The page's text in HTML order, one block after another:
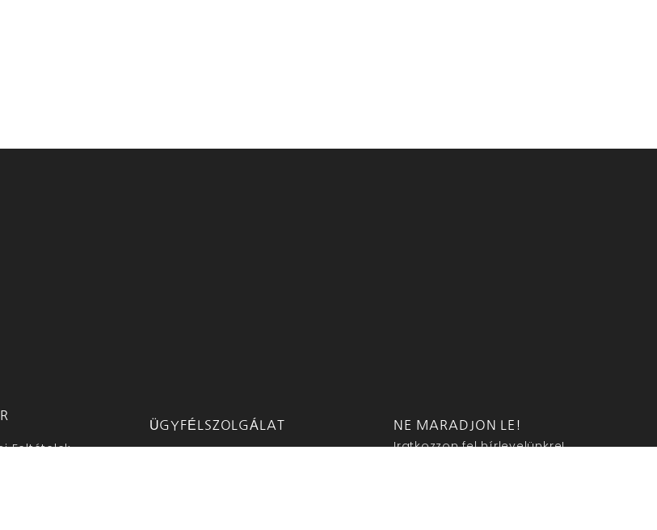
Feltételek
ÜGYFÉLSZOLGÁLAT NE MARADJON LE!
Iratkozzon fel hírlevelünkre!